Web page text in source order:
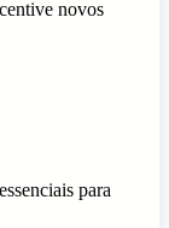
novos
para